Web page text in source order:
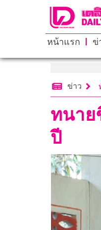
หน้าแรก ข่
ข่าว
ทนาย
ปี